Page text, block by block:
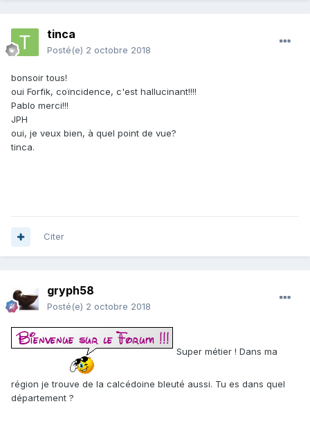
tinca
Posté(e) 2 octobre 2018
bonsoir tous!
oui Forfik, coïncidence, c'est hallucinant!!!!
Pablo merci!!!
JPH
oui, je veux bien, à quel point de vue?
tinca.
Citer
gryph58
Posté(e) 2 octobre 2018
Super métier ! Dans ma
région je trouve de la calcédoine bleuté aussi. Tu es dans quel
département ?